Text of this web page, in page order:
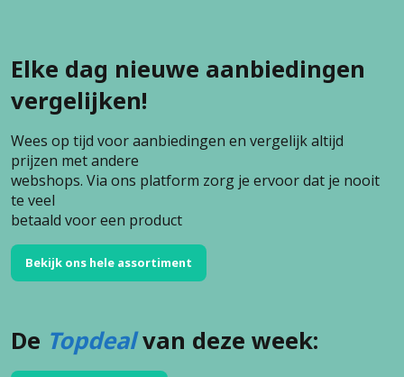
Elke dag nieuwe aanbiedingen
vergelijken!
Wees op tijd voor aanbiedingen en vergelijk altijd
prijzen met andere
webshops. Via ons platform zorg je ervoor dat je nooit
te veel
betaald voor een product
Bekijk ons hele assortiment
De Topdealvan deze week: